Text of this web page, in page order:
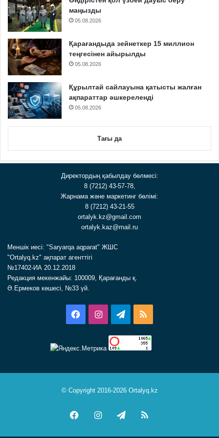
маңызды
05.08.2026
Қарағандыда зейнеткер 15 миллион
теңгесінен айырылды
05.08.2026
Құрылтай сайлауына қатысты жалған
ақпараттар әшкереленді
05.08.2026
Тағы да
Директордың қабылдау бөлмесі:
8 (7212) 43-57-78,
Жарнама және маркетинг бөлімі:
8 (7212) 43-21-55
ortalyk.kz@gmail.com
ortalyk.kaz@mail.ru
Меншік иесі: "Saryarqa aqparat" ЖШС
"Ortalyq.kz" ақпарат агенттігі
№17402-ИА 20.12.2018
Редакция мекенжайы: 100009, Қарағанды қ.
Ә.Ермеков көшесі, №33 үй.
FacebookInstagramTelegram
© Copyright 2016-2026 Ortalyq.kz
FacebookInstagramTelegram